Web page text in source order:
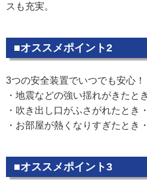
スも充実。
■オススメポイント2
3つの安全装置でいつでも安心！
・地震などの強い揺れがきたと
・吹き出し口がふさがれたとき
・お部屋が熱くなりすぎたとき
■オススメポイント3